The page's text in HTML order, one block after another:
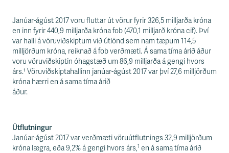
Janúar-ágúst 2017 voru fluttar út vörur fyrir 326,5 milljarða króna
en inn fyrir 440,9 milljarða króna fob (470,1 milljarð króna cif). Því
var halli á vöruviðskiptum við útlönd sem nam tæpum 114,5
milljörðum króna, reiknað á fob verðmæti. Á sama tíma árið áður
voru vöruviðskiptin óhagstæð um 86,9 milljarða á gengi hvors
árs.¹ Vöruviðskiptahallinn janúar-ágúst 2017 var því 27,6 milljörðum
króna hærri en á sama tíma árið
áður.
Útflutningur
Janúar-ágúst 2017 var verðmæti vöruútflutnings 32,9 milljörðum
króna lægra, eða 9,2% á gengi hvors árs,1 en á sama tíma árið